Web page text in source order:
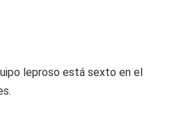
leproso está sexto en el